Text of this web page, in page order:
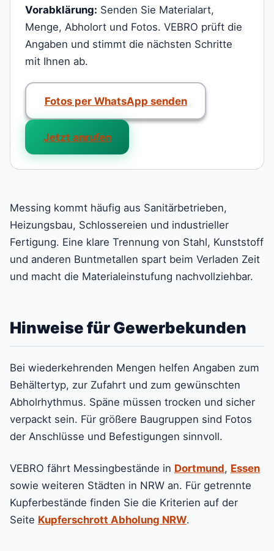
Vorabklärung: Senden Sie Materialart,
Menge, Abholort und Fotos. VEBRO prüft die
Angaben und stimmt die nächsten Schritte
mit Ihnen ab.
Fotos per WhatsApp senden
Jetzt anrufen
Messing kommt häufig aus Sanitärbetrieben,
Heizungsbau, Schlossereien und industrieller
Fertigung. Eine klare Trennung von Stahl, Kunststoff
und anderen Buntmetallen spart beim Verladen Zeit
und macht die Materialeinstufung nachvollziehbar.
Hinweise für Gewerbekunden
Bei wiederkehrenden Mengen helfen Angaben zum
Behältertyp, zur Zufahrt und zum gewünschten
Abholrhythmus. Späne müssen trocken und sicher
verpackt sein. Für größere Baugruppen sind Fotos
der Anschlüsse und Befestigungen sinnvoll.
VEBRO fährt Messingbestände in Dortmund, Essen
sowie weiteren Städten in NRW an. Für getrennte
Kupferbestände finden Sie die Kriterien auf der
Seite Kupferschrott Abholung NRW.